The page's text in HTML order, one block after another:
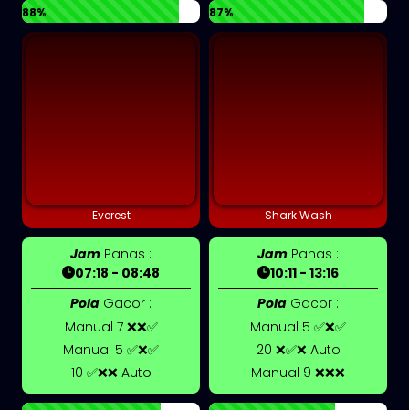
88% 87%
Everest
Jam Panas :
07:18 - 08:48
Pola Gacor :
Manual 7 ❌❌✅
Manual 5 ✅❌✅
10 ✅❌❌ Auto
Shark Wash
Jam Panas :
10:11 - 13:16
Pola Gacor :
Manual 5 ✅❌✅
20 ❌✅❌ Auto
Manual 9 ❌❌❌